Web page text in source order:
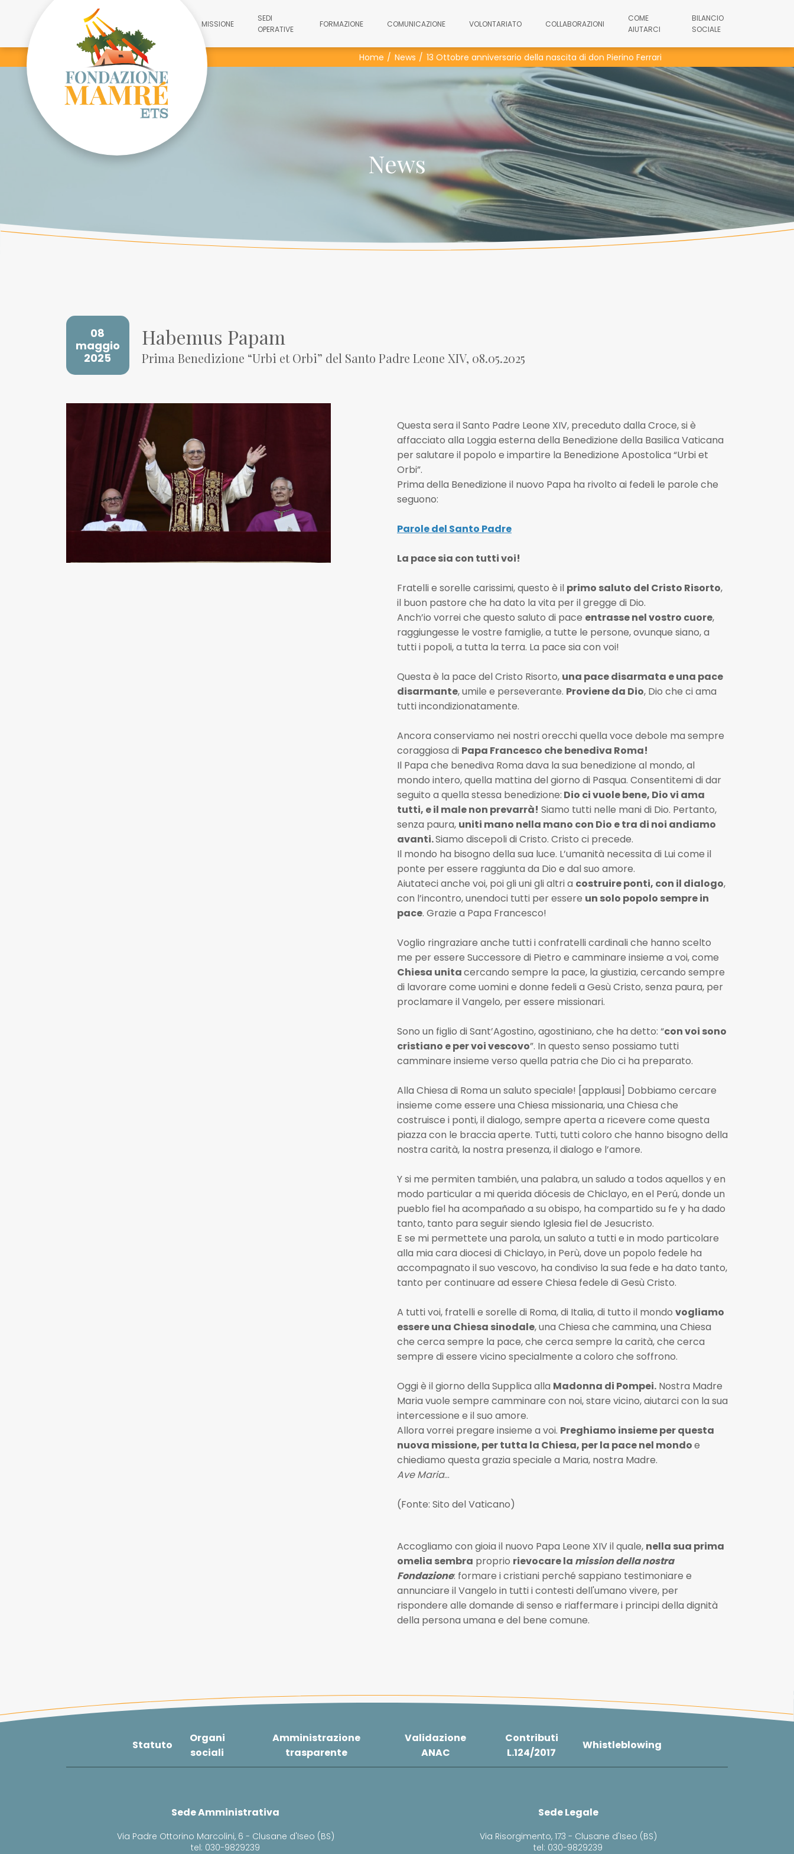
MISSIONE
SEDI
OPERATIVE
FORMAZIONE COMUNICAZIONE VOLONTARIATO COLLABORAZIONI
COME
AIUTARCI
BILANCIO
SOCIALE
Home News 13 Ottobre anniversario della nascita di don Pierino Ferrari
News
08
maggio
2025
Habemus Papam
Prima Benedizione “Urbi et Orbi” del Santo Padre Leone XIV, 08.05.2025
Questa sera il Santo Padre Leone XIV, preceduto dalla Croce, si è
affacciato alla Loggia esterna della Benedizione della Basilica Vaticana
per salutare il popolo e impartire la Benedizione Apostolica “Urbi et
Orbi”.
Prima della Benedizione il nuovo Papa ha rivolto ai fedeli le parole che
seguono:
Parole del Santo Padre
La pace sia con tutti voi!
Fratelli e sorelle carissimi, questo è il primo saluto del Cristo Risorto,
il buon pastore che ha dato la vita per il gregge di Dio.
Anch’io vorrei che questo saluto di pace entrasse nel vostro cuore,
raggiungesse le vostre famiglie, a tutte le persone, ovunque siano, a
tutti i popoli, a tutta la terra. La pace sia con voi!
Questa è la pace del Cristo Risorto, una pace disarmata e una pace
disarmante, umile e perseverante. Proviene da Dio, Dio che ci ama
tutti incondizionatamente.
Ancora conserviamo nei nostri orecchi quella voce debole ma sempre
coraggiosa di Papa Francesco che benediva Roma!
Il Papa che benediva Roma dava la sua benedizione al mondo, al
mondo intero, quella mattina del giorno di Pasqua. Consentitemi di dar
seguito a quella stessa benedizione: Dio ci vuole bene, Dio vi ama
tutti, e il male non prevarrà! Siamo tutti nelle mani di Dio. Pertanto,
senza paura, uniti mano nella mano con Dio e tra di noi andiamo
avanti.Siamo discepoli di Cristo. Cristo ci precede.
Il mondo ha bisogno della sua luce. L’umanità necessita di Lui come il
ponte per essere raggiunta da Dio e dal suo amore.
Aiutateci anche voi, poi gli uni gli altri a costruire ponti, con il dialogo,
con l’incontro, unendoci tutti per essere un solo popolo sempre in
pace. Grazie a Papa Francesco!
Voglio ringraziare anche tutti i confratelli cardinali che hanno scelto
me per essere Successore di Pietro e camminare insieme a voi, come
Chiesa unitacercando sempre la pace, la giustizia, cercando sempre
di lavorare come uomini e donne fedeli a Gesù Cristo, senza paura, per
proclamare il Vangelo, per essere missionari.
Sono un figlio di Sant’Agostino, agostiniano, che ha detto: “con voi sono
cristiano e per voi vescovo”. In questo senso possiamo tutti
camminare insieme verso quella patria che Dio ci ha preparato.
Alla Chiesa di Roma un saluto speciale! [applausi] Dobbiamo cercare
insieme come essere una Chiesa missionaria, una Chiesa che
costruisce i ponti, il dialogo, sempre aperta a ricevere come questa
piazza con le braccia aperte. Tutti, tutti coloro che hanno bisogno della
nostra carità, la nostra presenza, il dialogo e l’amore.
Y si me permiten también, una palabra, un saludo a todos aquellos y en
modo particular a mi querida diócesis de Chiclayo, en el Perú, donde un
pueblo fiel ha acompañado a su obispo, ha compartido su fe y ha dado
tanto, tanto para seguir siendo Iglesia fiel de Jesucristo.
E se mi permettete una parola, un saluto a tutti e in modo particolare
alla mia cara diocesi di Chiclayo, in Perù, dove un popolo fedele ha
accompagnato il suo vescovo, ha condiviso la sua fede e ha dato tanto,
tanto per continuare ad essere Chiesa fedele di Gesù Cristo.
A tutti voi, fratelli e sorelle di Roma, di Italia, di tutto il mondo vogliamo
essere una Chiesa sinodale, una Chiesa che cammina, una Chiesa
che cerca sempre la pace, che cerca sempre la carità, che cerca
sempre di essere vicino specialmente a coloro che soffrono.
Oggi è il giorno della Supplica alla Madonna di Pompei.Nostra Madre
Maria vuole sempre camminare con noi, stare vicino, aiutarci con la sua
intercessione e il suo amore.
Allora vorrei pregare insieme a voi. Preghiamo insieme per questa
nuova missione, per tutta la Chiesa, per la pace nel mondoe
chiediamo questa grazia speciale a Maria, nostra Madre.
Ave Maria…
(Fonte: Sito del Vaticano)
Accogliamo con gioia il nuovo Papa Leone XIV il quale, nella sua prima
omelia sembra proprio rievocare la mission della nostra
Fondazione: formare i cristiani perché sappiano testimoniare e
annunciare il Vangelo in tutti i contesti dell'umano vivere, per
rispondere alle domande di senso e riaffermare i principi della dignità
della persona umana e del bene comune.
Statuto
Organi
sociali
Amministrazione
trasparente
Validazione
ANAC
Contributi
L.124/2017
Whistleblowing
Sede Amministrativa
Via Padre Ottorino Marcolini, 6 - Clusane d'Iseo (BS)
tel: 030-9829239
Sede Legale
Via Risorgimento, 173 - Clusane d'Iseo (BS)
tel: 030-9829239